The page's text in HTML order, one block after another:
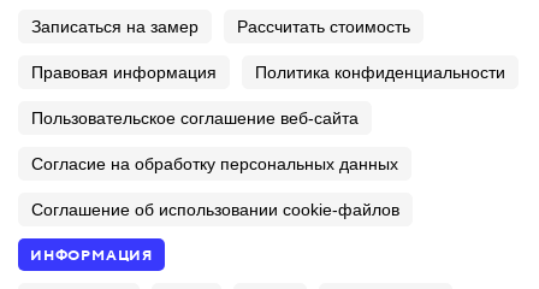
Записаться на замер Рассчитать стоимость
Правовая информация Политика конфиденциальности
Пользовательское соглашение веб-сайта
Согласие на обработку персональных данных
Соглашение об использовании cookie-файлов
ИНФОРМАЦИЯ